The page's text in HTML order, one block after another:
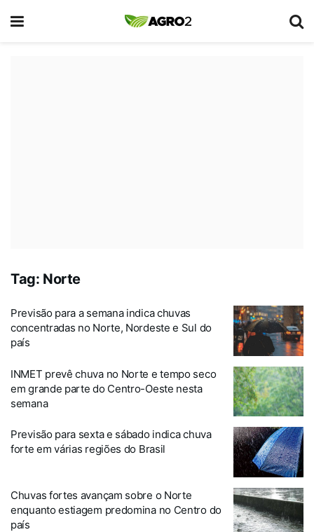
Tag: Norte
Previsão para a semana indica chuvas
concentradas no Norte, Nordeste e Sul do
país
INMET prevê chuva no Norte e tempo seco
em grande parte do Centro-Oeste nesta
semana
Previsão para sexta e sábado indica chuva
forte em várias regiões do Brasil
Chuvas fortes avançam sobre o Norte
enquanto estiagem predomina no Centro do
país